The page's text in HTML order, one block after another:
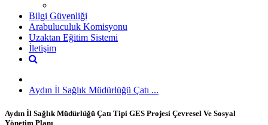
Bilgi Güvenliği
Arabuluculuk Komisyonu
Uzaktan Eğitim Sistemi
İletişim
Aydın İl Sağlık Müdürlüğü Çatı ...
Aydın İl Sağlık Müdürlüğü Çatı Tipi GES Projesi Çevresel Ve Sosyal
Yönetim Planı